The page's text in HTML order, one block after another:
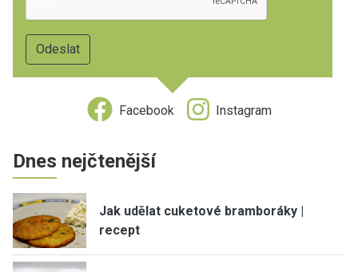
Facebook Instagram
Dnes nejčtenější
Jak udělat cuketové bramboráky |
recept